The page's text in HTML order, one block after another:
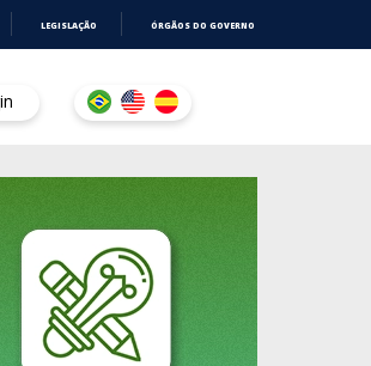
LEGISLAÇÃO ÓRGÃOS DO GOVERNO